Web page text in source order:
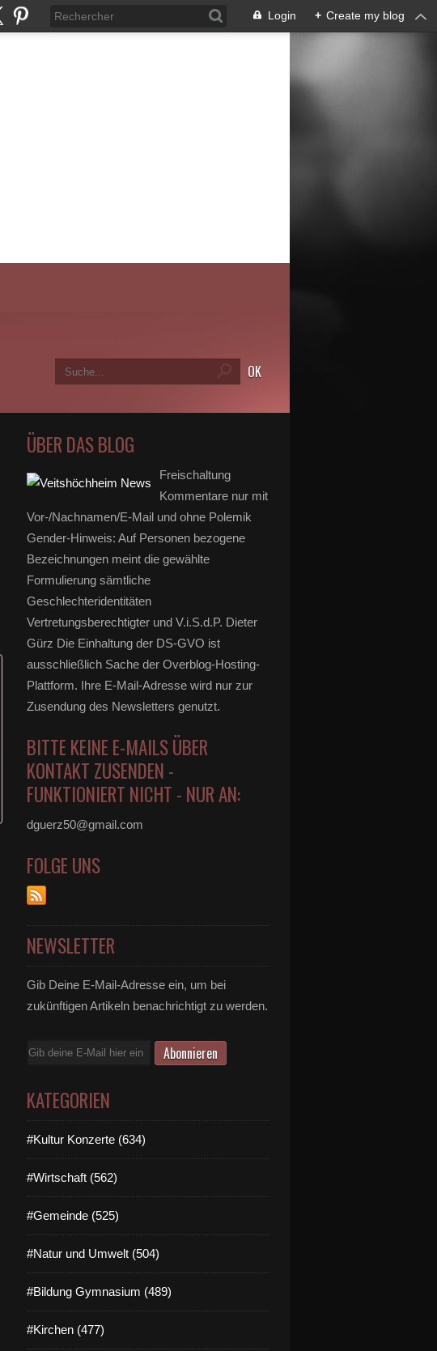
Login + Create my blog
ÜBER DAS BLOG
Freischaltung
Kommentare nur mit
Vor-/Nachnamen/E-Mail und ohne Polemik
Gender-Hinweis: Auf Personen bezogene
Bezeichnungen meint die gewählte
Formulierung sämtliche
Geschlechteridentitäten
Vertretungsberechtigter und V.i.S.d.P. Dieter
Gürz Die Einhaltung der DS-GVO ist
ausschließlich Sache der Overblog-Hosting-
Plattform. Ihre E-Mail-Adresse wird nur zur
Zusendung des Newsletters genutzt.
BITTE KEINE E-MAILS ÜBER
KONTAKT ZUSENDEN -
FUNKTIONIERT NICHT - NUR AN:
dguerz50@gmail.com
FOLGE UNS
NEWSLETTER
Gib Deine E-Mail-Adresse ein, um bei
zukünftigen Artikeln benachrichtigt zu werden.
E-
KATEGORIEN
#Kultur Konzerte (634)
#Wirtschaft (562)
#Gemeinde (525)
#Natur und Umwelt (504)
#Bildung Gymnasium (489)
#Kirchen (477)